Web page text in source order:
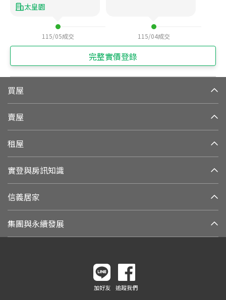
太皇園
115/05成交 115/04成交
完整實價登錄
買屋
賣屋
租屋
實登與房訊知識
信義居家
集團與永續發展
加好友 追蹤我們